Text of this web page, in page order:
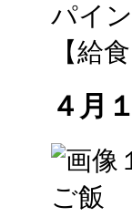
パイ
【給
４月
ご飯